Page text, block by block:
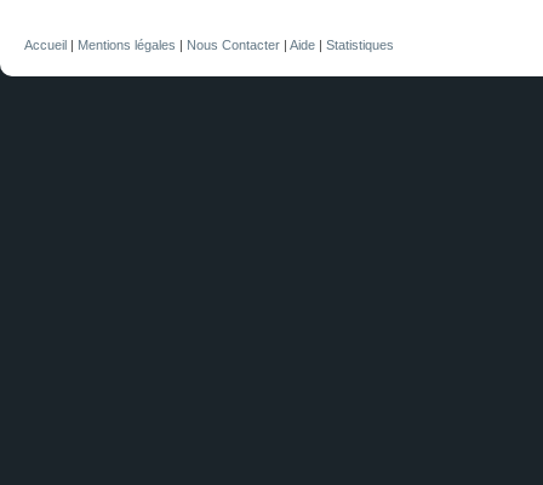
Accueil | Mentions légales | Nous Contacter | Aide | Statistiques